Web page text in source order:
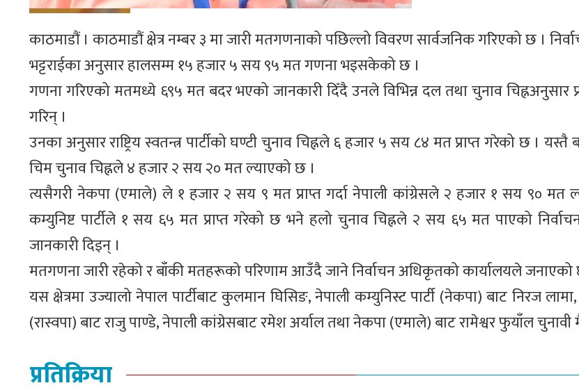
काठमाडौं । काठमाडौं क्षेत्र नम्बर ३ मा जारी मतगणनाको पछिल्लो विवरण सार्वजनिक गरिएको छ ।
भट्टराईका अनुसार हालसम्म १५ हजार ५ सय ९५ मत गणना भइसकेको छ ।
गणना गरिएको मतमध्ये ६९५ मत बदर भएको जानकारी दिँदै उनले विभिन्न दल तथा चुनाव चिह्नअनुसार
गरिन् ।
उनका अनुसार राष्ट्रिय स्वतन्त्र पार्टीको घण्टी चुनाव चिह्नले ६ हजार ५ सय ८४ मत प्राप्त गरेको छ ।
चिम चुनाव चिह्नले ४ हजार २ सय २० मत ल्याएको छ ।
त्यसैगरी नेकपा (एमाले) ले १ हजार २ सय ९ मत प्राप्त गर्दा नेपाली कांग्रेसले २ हजार १ सय ९० मत
कम्युनिष्ट पार्टीले १ सय ६५ मत प्राप्त गरेको छ भने हलो चुनाव चिह्नले २ सय ६५ मत पाएको
जानकारी दिइन् ।
मतगणना जारी रहेको र बाँकी मतहरूको परिणाम आउँदै जाने निर्वाचन अधिकृतको कार्यालयले जनाएको
यस क्षेत्रमा उज्यालो नेपाल पार्टीबाट कुलमान घिसिङ, नेपाली कम्युनिस्ट पार्टी (नेकपा) बाट निरज लामा,
(रास्वपा) बाट राजु पाण्डे, नेपाली कांग्रेसबाट रमेश अर्याल तथा नेकपा (एमाले) बाट रामेश्वर फुयाँल
प्रतिक्रिया